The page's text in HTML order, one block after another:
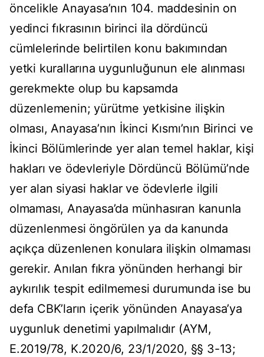
öncelikle Anayasa’nın 104. maddesinin on
yedinci fıkrasının birinci ila dördüncü
cümlelerinde belirtilen konu bakımından
yetki kurallarına uygunluğunun ele alınması
gerekmekte olup bu kapsamda
düzenlemenin; yürütme yetkisine ilişkin
olması, Anayasa’nın İkinci Kısmı’nın Birinci ve
İkinci Bölümlerinde yer alan temel haklar, kişi
hakları ve ödevleriyle Dördüncü Bölümü’nde
yer alan siyasi haklar ve ödevlerle ilgili
olmaması, Anayasa’da münhasıran kanunla
düzenlenmesi öngörülen ya da kanunda
açıkça düzenlenen konulara ilişkin olmaması
gerekir. Anılan fıkra yönünden herhangi bir
aykırılık tespit edilmemesi durumunda ise bu
defa CBK’ların içerik yönünden Anayasa’ya
uygunluk denetimi yapılmalıdır (AYM,
E.2019/78, K.2020/6, 23/1/2020, §§ 3-13;